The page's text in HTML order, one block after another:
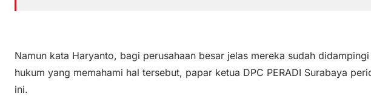
Namun kata Haryanto, bagi perusahaan besar jelas mereka sudah
hukum yang memahami hal tersebut, papar ketua DPC PERADI Surabaya
ini.